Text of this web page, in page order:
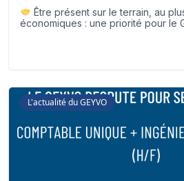
Être présent sur le terrain, au
économiques : une priorité pour le
L'actualité du GEYVO